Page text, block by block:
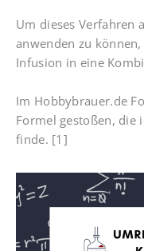
Um dieses Verfahren
anwenden zu
Infusion in eine
Im Hobbybrauer.de
Formel gestoßen, die
finde. [1]